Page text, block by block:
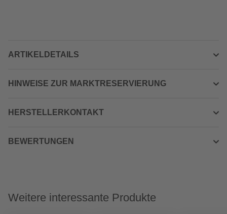
ARTIKELDETAILS
HINWEISE ZUR MARKTRESERVIERUNG
HERSTELLERKONTAKT
BEWERTUNGEN
Weitere interessante Produkte